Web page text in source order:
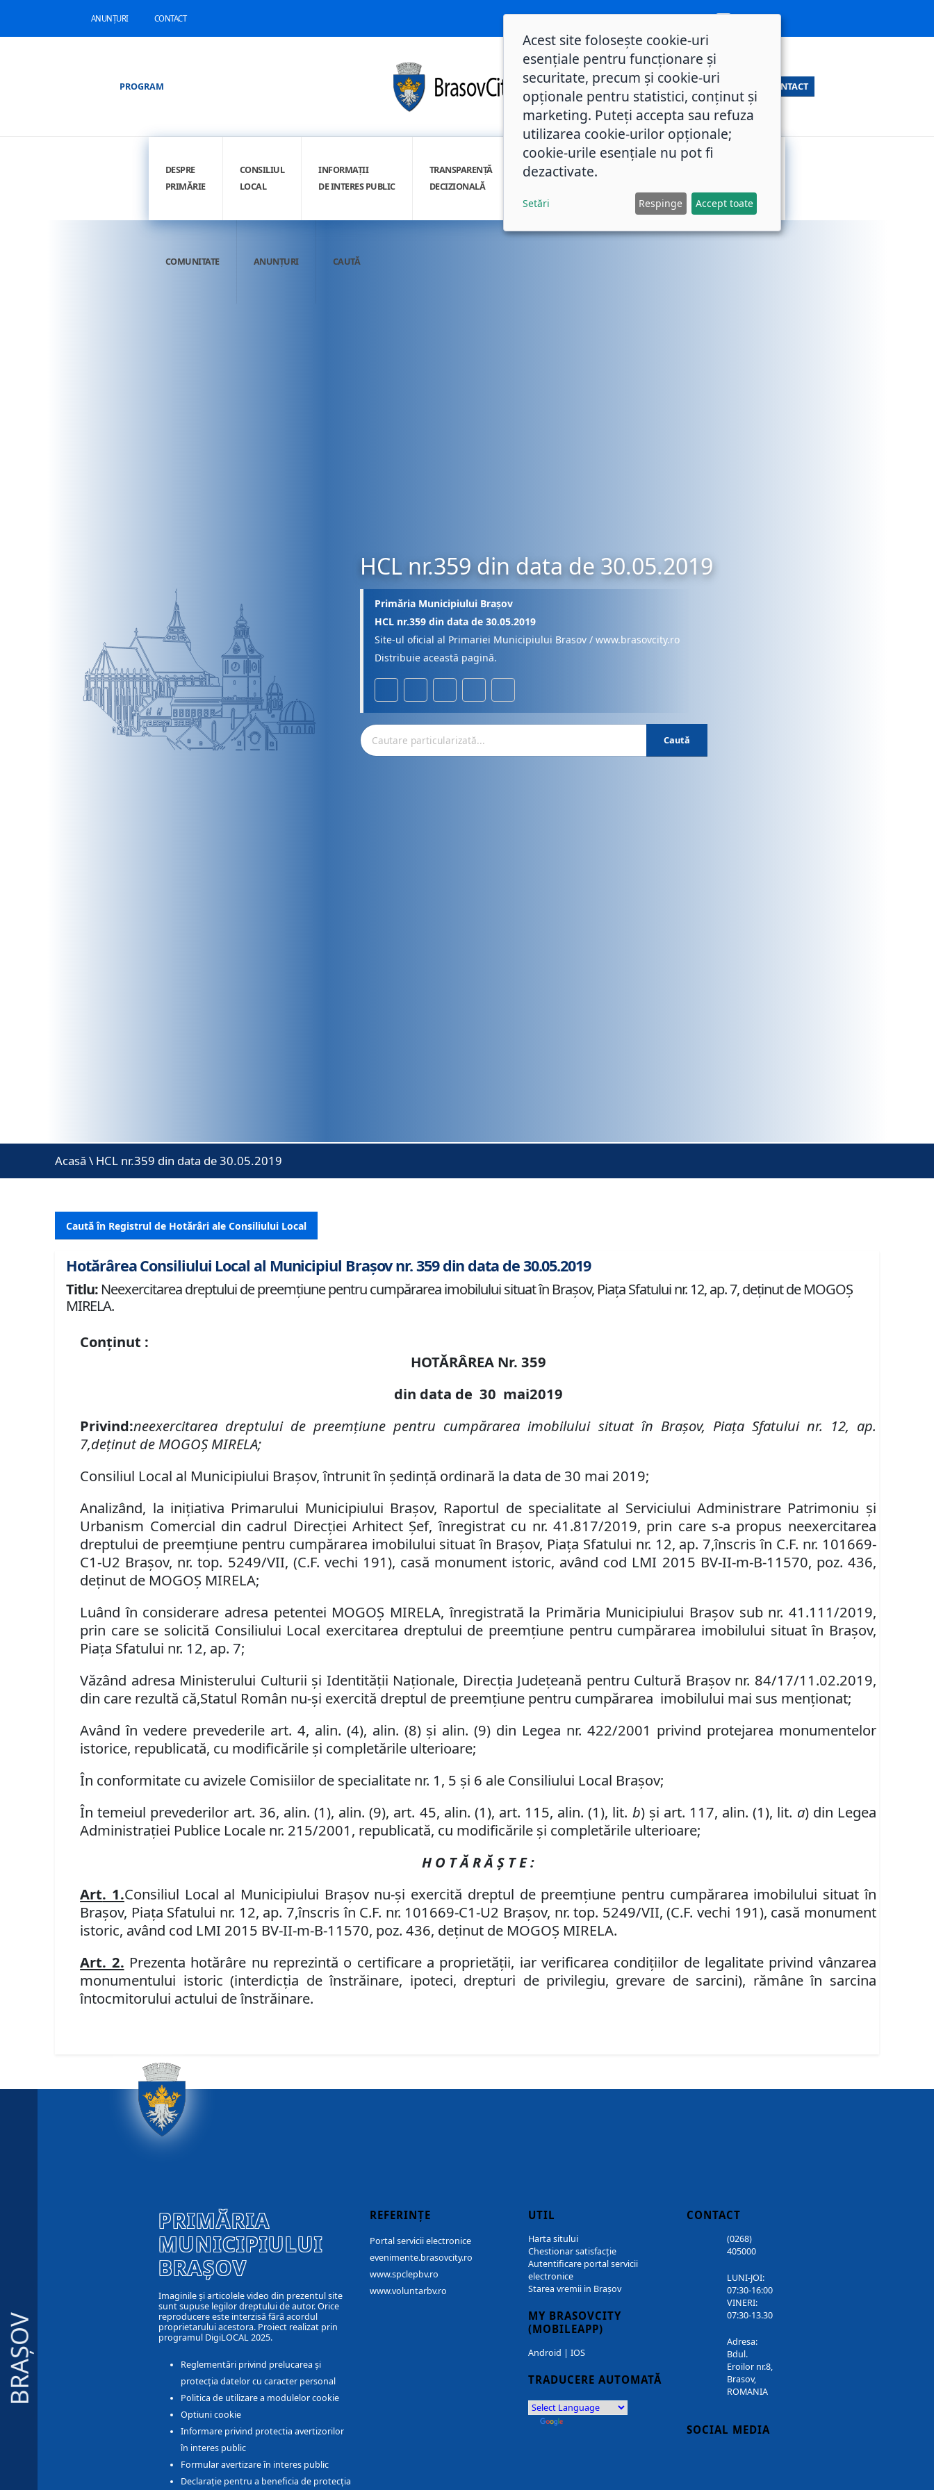
ANUNȚURI CONTACT
PROGRAM CONTACT
DESPRE
PRIMĂRIE
CONSILIUL
LOCAL
INFORMAȚII
DE INTERES PUBLIC
TRANSPARENȚĂ
DECIZIONALĂ
INTEGRITATE
COMUNITATE ANUNȚURI CAUTĂ
HCL nr.359 din data de 30.05.2019
Primăria Municipiului Brașov
HCL nr.359 din data de 30.05.2019
Site-ul oficial al Primariei Municipiului Brasov / www.brasovcity.ro
Distribuie această pagină.
Caută
Acasă \ HCL nr.359 din data de 30.05.2019
Caută în Registrul de Hotărâri ale Consiliului Local
Hotărârea Consiliului Local al Municipiul Brașov nr. 359 din data de 30.05.2019
Titlu: Neexercitarea dreptului de preemţiune pentru cumpărarea imobilului situat în Braşov, Piaţa Sfatului nr. 12, ap. 7, deţinut de MOGOŞ
MIRELA.
Conținut :
HOTĂRÂREA Nr. 359
din data de 30 mai2019
Privind:neexercitarea dreptului de preemţiune pentru cumpărarea imobilului situat în Braşov, Piaţa Sfatului nr. 12, ap.
7,deţinutde MOGOŞ MIRELA;
Consiliul Local al Municipiului Brașov, întrunit în ședință ordinară la data de 30 mai 2019;
Analizând, la iniţiativa Primarului Municipiului Braşov, Raportul de specialitate al ServiciuluiAdministrare Patrimoniu şi
Urbanism Comercial din cadrul Direcţiei Arhitect Şef, înregistrat cu nr. 41.817/2019, prin care s-a propus neexercitarea
dreptului de preemţiune pentru cumpărarea imobilului situat în Braşov, Piaţa Sfatului nr. 12, ap. 7,înscris în C.F. nr. 101669-
C1-U2 Braşov, nr. top. 5249/VII, (C.F. vechi 191), casă monument istoric, având cod LMI 2015 BV-II-m-B-11570, poz. 436,
deţinut de MOGOŞ MIRELA;
Luând în considerare adresa petentei MOGOŞ MIRELA,înregistrată la Primăria Municipiului Braşov sub nr. 41.111/2019,
prin care se solicită Consiliului Local exercitarea dreptului de preemţiune pentru cumpărarea imobilului situat în Braşov,
Piaţa Sfatului nr. 12, ap. 7;
Văzând adresa Ministerului Culturii și Identității Naționale, Direcţia Judeţeană pentru Cultură Braşov nr. 84/17/11.02.2019,
din care rezultă că,Statul Român nu-şi exercită dreptul de preemţiune pentru cumpărarea imobilului mai sus menţionat;
Având în vedere prevederile art. 4, alin. (4), alin. (8)şi alin. (9) din Legea nr. 422/2001 privind protejarea monumentelor
istorice, republicată, cu modificările şi completările ulterioare;
În conformitate cu avizele Comisiilor de specialitate nr. 1, 5 și 6 ale Consiliului Local Brașov;
În temeiul prevederilor art. 36, alin. (1), alin. (9), art. 45, alin. (1), art. 115, alin. (1), lit. b) şi art. 117, alin. (1), lit. a) din Legea
Administraţiei Publice Locale nr. 215/2001, republicată, cu modificările și completările ulterioare;
H O T Ă R Ă Ş T E :
Art. 1.Consiliul Local al Municipiului Braşov nu-şi exercită dreptul de preemţiune pentru cumpărarea imobilului situat în
Braşov, Piaţa Sfatului nr. 12, ap. 7,înscris în C.F. nr. 101669-C1-U2 Braşov, nr. top. 5249/VII, (C.F. vechi 191), casă monument
istoric, având cod LMI 2015 BV-II-m-B-11570, poz. 436, deţinut de MOGOŞ MIRELA.
Art. 2. Prezenta hotărâre nu reprezintă o certificare a proprietăţii, iar verificarea condiţiilor de legalitate privind vânzarea
monumentului istoric (interdicţia de înstrăinare, ipoteci, drepturi de privilegiu, grevare de sarcini), rămâne în sarcina
întocmitorului actului de înstrăinare.
BRAȘOV
PRIMĂRIA
MUNICIPIULUI
BRAȘOV
Imaginile și articolele video din prezentul site
sunt supuse legilor dreptului de autor. Orice
reproducere este interzisă fără acordul
proprietarului acestora. Proiect realizat prin
programul DigiLOCAL 2025.
Reglementări privind prelucarea și
protecția datelor cu caracter personal
Politica de utilizare a modulelor cookie
Optiuni cookie
Informare privind protectia avertizorilor
în interes public
Formular avertizare în interes public
Declarație pentru a beneficia de protecția
REFERINȚE
Portal servicii electronice
evenimente.brasovcity.ro
www.spclepbv.ro
www.voluntarbv.ro
UTIL
Harta sitului
Chestionar satisfacție
Autentificare portal servicii
electronice
Starea vremii in Brașov
MY BRASOVCITY
(MOBILEAPP)
Android | IOS
TRADUCERE AUTOMATĂ
CONTACT
(0268)
405000
LUNI-JOI:
07:30-16:00
VINERI:
07:30-13.30
Adresa:
Bdul.
Eroilor nr.8,
Brasov,
ROMANIA
SOCIAL MEDIA
Acest site folosește cookie-uri
esențiale pentru funcționare și
securitate, precum și cookie-uri
opționale pentru statistici, conținut și
marketing. Puteți accepta sau refuza
utilizarea cookie-urilor opționale;
cookie-urile esențiale nu pot fi
dezactivate.
Setări Respinge Accept toate